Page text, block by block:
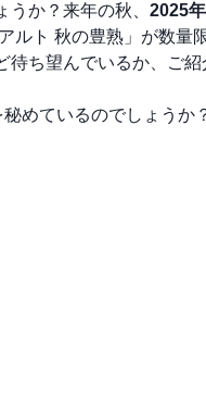
か？来年の秋、 2025
ルト 秋の豊熟」が数量
待ち望んでいるか、ご紹
めているのでしょうか